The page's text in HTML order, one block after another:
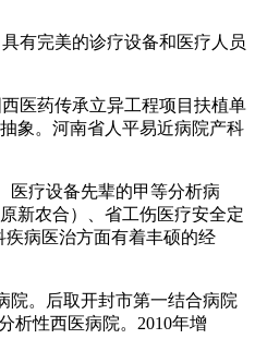
有完美的诊疗设备和医疗人员
医药传承立异工程项目扶植单
象。河南省人平易近病院产科
疗设备先辈的甲等分析病
新农合）、省工伤医疗安全定
疾病医治方面有着丰硕的经
院。后取开封市第一结合病院
析性西医病院。2010年增